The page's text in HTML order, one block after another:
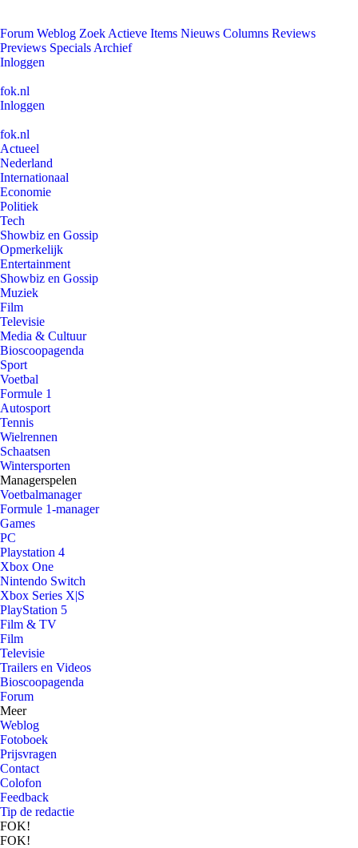
Forum Weblog Zoek Actieve Items Nieuws Columns Reviews
Previews Specials Archief
Inloggen
fok.nl
Inloggen
fok.nl
Actueel
Nederland
Internationaal
Economie
Politiek
Tech
Showbiz en Gossip
Opmerkelijk
Entertainment
Showbiz en Gossip
Muziek
Film
Televisie
Media & Cultuur
Bioscoopagenda
Sport
Voetbal
Formule 1
Autosport
Tennis
Wielrennen
Schaatsen
Wintersporten
Managerspelen
Voetbalmanager
Formule 1-manager
Games
PC
Playstation 4
Xbox One
Nintendo Switch
Xbox Series X|S
PlayStation 5
Film & TV
Film
Televisie
Trailers en Videos
Bioscoopagenda
Forum
Meer
Weblog
Fotoboek
Prijsvragen
Contact
Colofon
Feedback
Tip de redactie
FOK!
FOK!